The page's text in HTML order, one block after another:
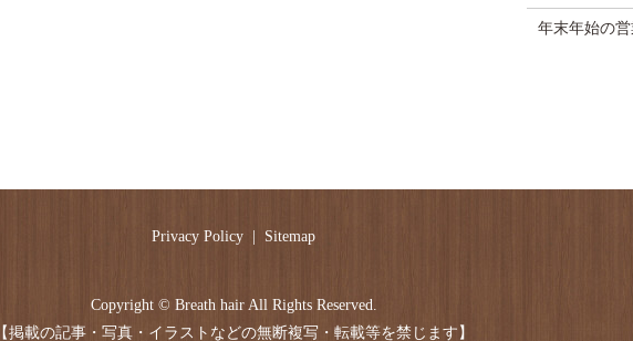
年末年始の営
Privacy Policy Sitemap
Copyright © Breath hair All Rights Reserved.
【掲載の記事・写真・イラストなどの無断複写・転載等を禁じます】